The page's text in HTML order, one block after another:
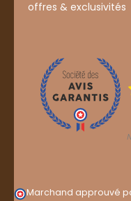
offres & exclusivités
Marchand approuvé